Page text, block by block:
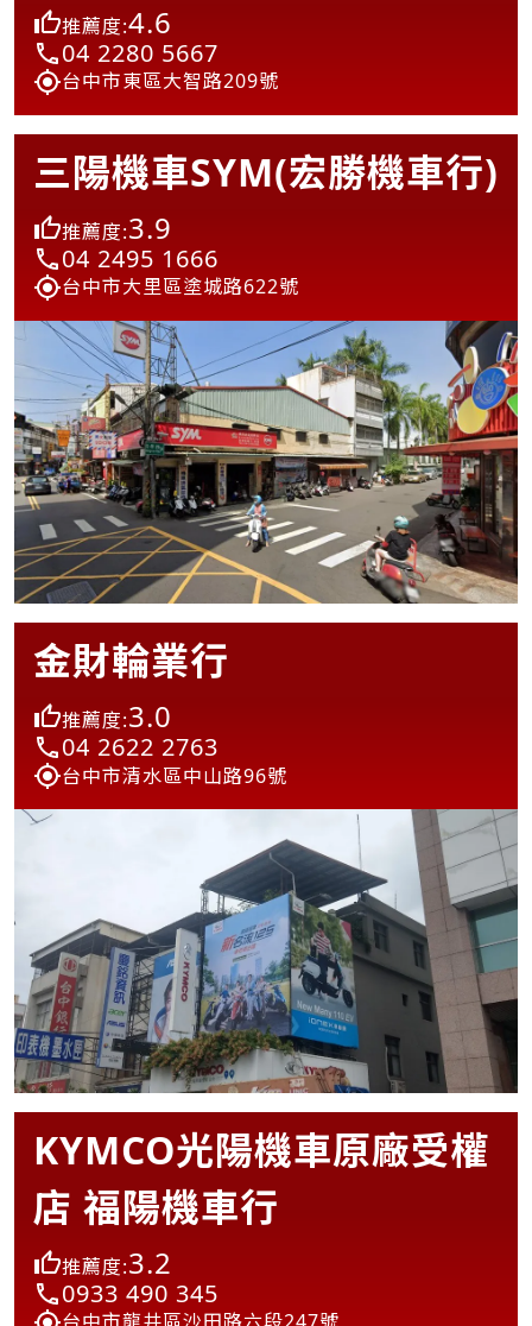
推薦度:4.6
04 2280 5667
台中市東區大智路209號
三陽機車SYM(宏勝機車行)
推薦度:3.9
04 2495 1666
台中市大里區塗城路622號
金財輪業行
推薦度:3.0
04 2622 2763
台中市清水區中山路96號
KYMCO光陽機車原廠受權
店 福陽機車行
推薦度:3.2
0933 490 345